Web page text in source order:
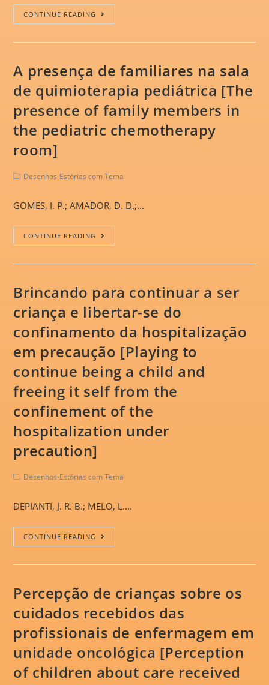
CONTINUE READING
A presença de familiares na sala
de quimioterapia pediátrica [The
presence of family members in
the pediatric chemotherapy
room]
Desenhos-Estórias com Tema
GOMES, I. P.; AMADOR, D. D.;…
CONTINUE READING
Brincando para continuar a ser
criança e libertar-se do
confinamento da hospitalização
em precaução [Playing to
continue being a child and
freeing it self from the
confinement of the
hospitalization under
precaution]
Desenhos-Estórias com Tema
DEPIANTI, J. R. B.; MELO, L.…
CONTINUE READING
Percepção de crianças sobre os
cuidados recebidos das
profissionais de enfermagem em
unidade oncológica [Perception
of children about care received